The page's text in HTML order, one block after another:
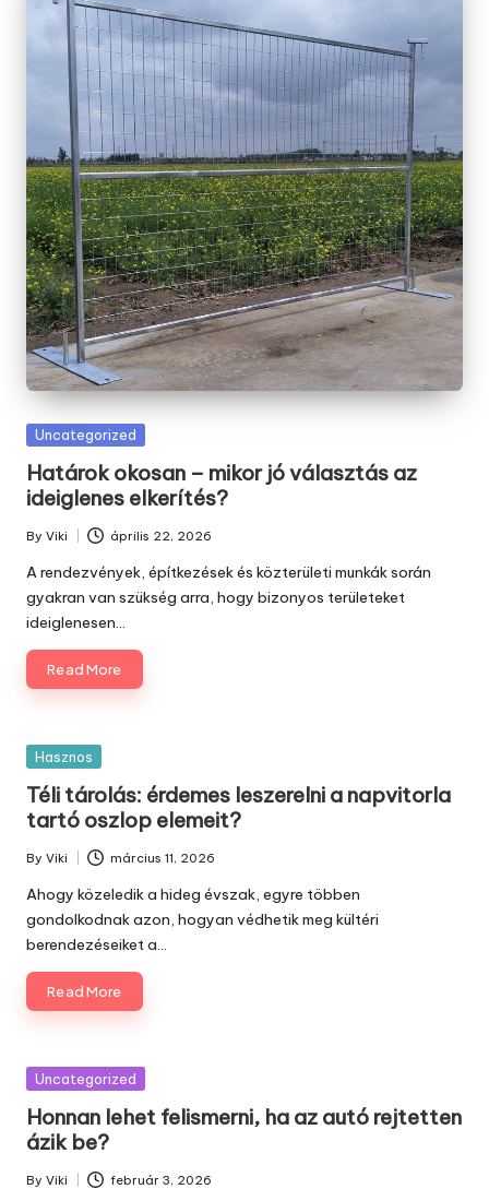
Posted
Uncategorized
Határok okosan – mikor jó választás az
ideiglenes elkerítés?
Posted
by
By Viki április 22, 2026
A rendezvények, építkezések és közterületi munkák során
gyakran van szükség arra, hogy bizonyos területeket
ideiglenesen…
Read More
Posted
Hasznos
Téli tárolás: érdemes leszerelni a napvitorla
tartó oszlop elemeit?
Posted
by
By Viki március 11, 2026
Ahogy közeledik a hideg évszak, egyre többen
gondolkodnak azon, hogyan védhetik meg kültéri
berendezéseiket a…
Read More
Posted
Uncategorized
Honnan lehet felismerni, ha az autó rejtetten
ázik be?
By Viki február 3, 2026